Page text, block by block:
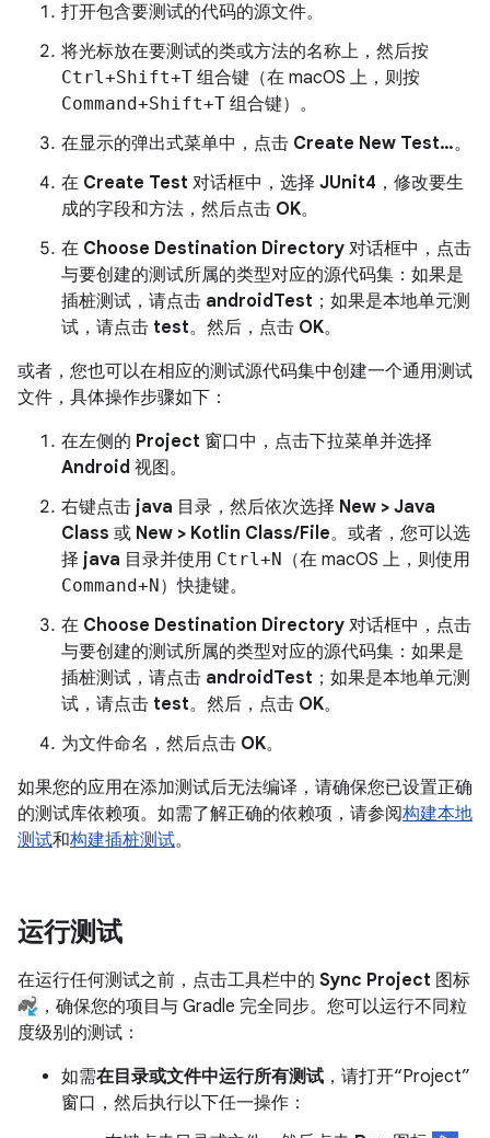
打开包含要测试的代码的源文件。
将光标放在要测试的类或方法的名称上，然后按
Ctrl+Shift+T 组合键（在 macOS 上，则按
Command+Shift+T 组合键）。
在显示的弹出式菜单中，点击 Create New Test…。
在 Create Test 对话框中，选择 JUnit4 ，修改要生
成的字段和方法，然后点击 OK。
在 Choose Destination Directory 对话框中，点击
与要创建的测试所属的类型对应的源代码集：如果是
插桩测试，请点击 androidTest ；如果是本地单元测
试，请点击 test。然后，点击 OK。
或者，您也可以在相应的测试源代码集中创建一个通用测试
文件，具体操作步骤如下：
在左侧的 Project 窗口中，点击下拉菜单并选择
Android 视图。
右键点击 java 目录，然后依次选择 New > Java
Class 或 New > Kotlin Class/File。或者，您可以选
择 java 目录并使用 Ctrl+N （在 macOS 上，则使用
Command+N ）快捷键。
在 Choose Destination Directory 对话框中，点击
与要创建的测试所属的类型对应的源代码集：如果是
插桩测试，请点击 androidTest ；如果是本地单元测
试，请点击 test。然后，点击 OK。
为文件命名，然后点击 OK。
如果您的应用在添加测试后无法编译，请确保您已设置正确
的测试库依赖项。如需了解正确的依赖项，请参阅构建本地
测试和构建插桩测试。
运行测试
在运行任何测试之前，点击工具栏中的 Sync Project 图标
，确保您的项目与 Gradle 完全同步。您可以运行不同粒
度级别的测试：
如需在目录或文件中运行所有测试 ，请打开“Project”
窗口，然后执行以下任一操作：